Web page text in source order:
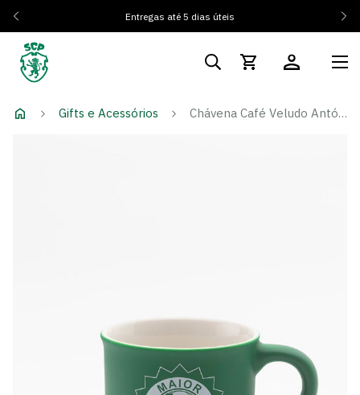
Entregas até 5 dias úteis
Gifts e Acessórios Chávena Café Veludo António SCP